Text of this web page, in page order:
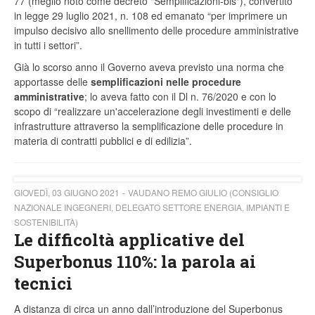
in legge 29 luglio 2021, n. 108 ed emanato “per imprimere un
impulso decisivo allo snellimento delle procedure amministrative
in tutti i settori”.
Già lo scorso anno il Governo aveva previsto una norma che
apportasse delle semplificazioni nelle procedure
amministrative; lo aveva fatto con il Dl n. 76/2020 e con lo
scopo di “realizzare un'accelerazione degli investimenti e delle
infrastrutture attraverso la semplificazione delle procedure in
materia di contratti pubblici e di edilizia”.
GIOVEDÌ, 03 GIUGNO 2021
VAUDANO REMO GIULIO (CONSIGLIO
NAZIONALE INGEGNERI, DELEGATO SETTORE ENERGIA, IMPIANTI E
SOSTENIBILITÀ)
Le difficoltà applicative del
Superbonus 110%: la parola ai
tecnici
A distanza di circa un anno dall’introduzione del Superbonus